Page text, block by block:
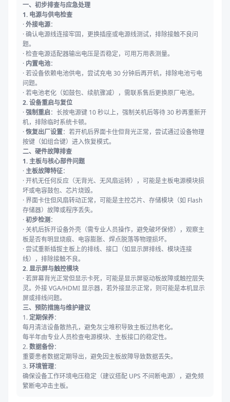
一、初步排查与应急处理
1. 电源与供电检查
·外接电源：
· 确认电源线连接牢固，更换插座或电源线测试，排除接触不良问
题。
· 检查电源适配器输出电压是否稳定，可用万用表测量。
· 内置电池：
· 若设备依赖电池供电，尝试充电 30 分钟后再开机，排除电池亏电
问题。
· 若电池老化（如鼓包、续航骤减），需联系售后更换原厂电池。
2. 设备重启与复位
·强制重启：长按电源键 10 秒以上，强制关机后等待 30 秒再重新开
机，排除临时系统卡顿。
·恢复出厂设置：若开机后界面卡住但背光正常，尝试通过设备物理
按键（如组合键）进入恢复模式。
二、硬件故障排查
1. 主板与核心部件问题
·主板故障特征：
· 开机无任何反应（无背光、无风扇运转），可能是主板电源模块损
坏或电容鼓包、芯片烧毁。
· 界面卡住但风扇转动正常，可能是主控芯片、存储模块（如 Flash
存储器）故障或程序丢失。
·初步检测 ：
· 关机后拆开设备外壳（需专业人员操作，避免破坏保修），观察主
板是否有明显烧痕、电容膨胀、焊点脱落等物理损坏。
· 尝试重新插拔主板上的排线、接口（如显示屏排线、模块连接
线），排除接触不良。
2. 显示屏与触控模块
· 若屏幕背光正常但显示卡死，可能是显示屏驱动板故障或触控层失
灵。外接 VGA/HDMI 显示器，若外接显示正常，则可能是本机显示
屏或排线问题。
三、预防措施与维护建议
1. 定期保养：
每月清洁设备散热孔，避免灰尘堆积导致主板过热老化。
每半年由专业人员检查电源模块、主板接口的稳定性。
2.数据备份：
重要患者数据定期导出，避免因主板故障导致数据丢失。
3.环境管理：
确保设备工作环境电压稳定（建议搭配 UPS 不间断电源），避免频
繁断电冲击主板。